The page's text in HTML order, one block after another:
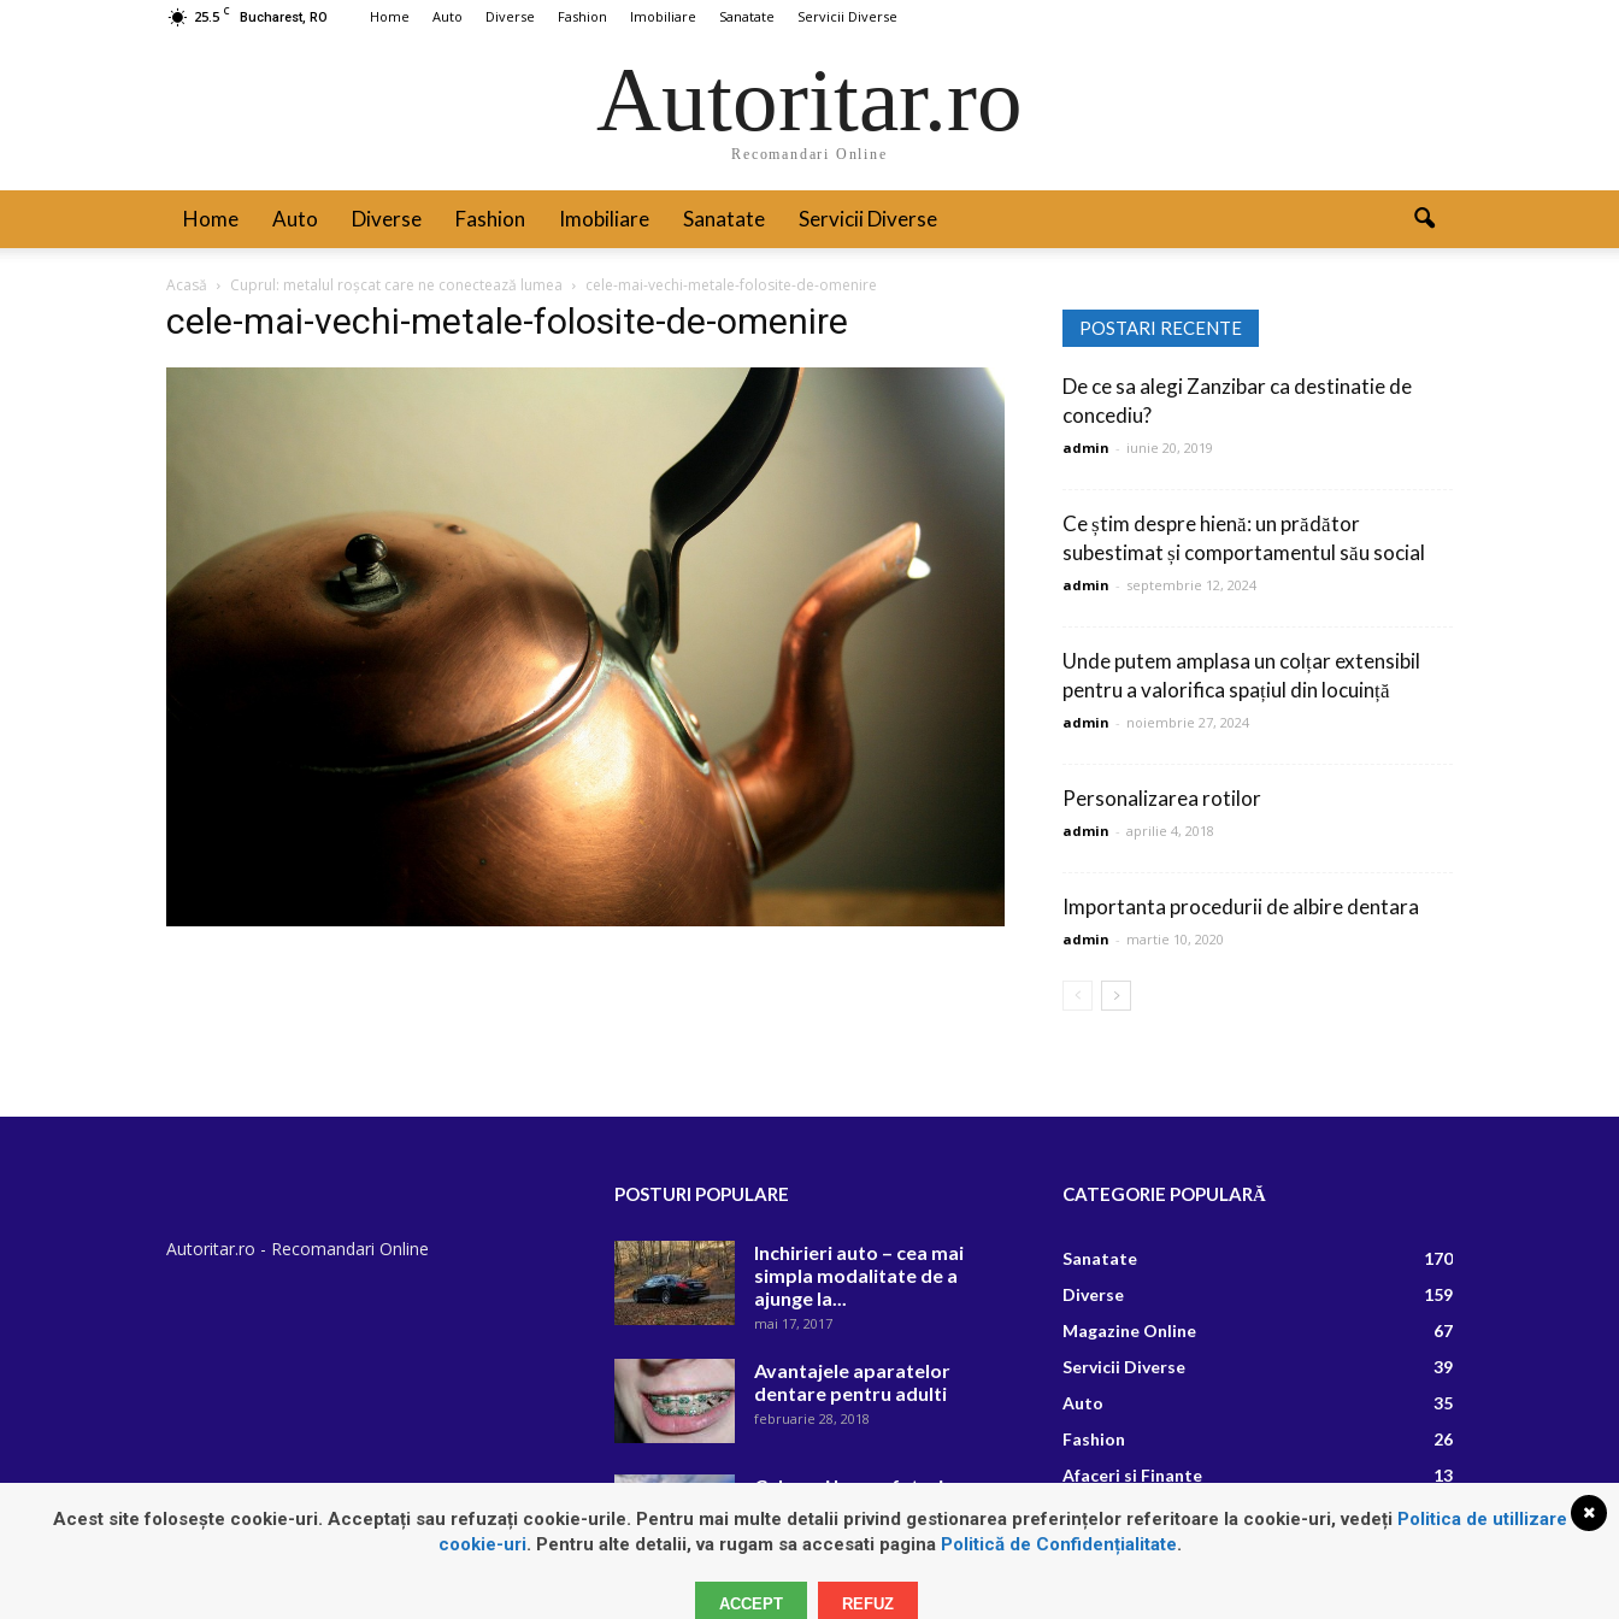
25.5 C Bucharest, RO Home Auto Diverse Fashion Imobiliare Sanatate Servicii Diverse
Autoritar.ro
Recomandari Online
Home Auto Diverse Fashion Imobiliare Sanatate Servicii Diverse
Acasă Cuprul: metalul roșcat care ne conectează lumea cele-mai-vechi-metale-folosite-de-omenire
cele-mai-vechi-metale-folosite-de-omenire POSTARI RECENTE
De ce sa alegi Zanzibar ca destinatie de
concediu?
admin - iunie 20, 2019
Ce știm despre hienă: un prădător
subestimat și comportamentul său social
admin - septembrie 12, 2024
Unde putem amplasa un colțar extensibil
pentru a valorifica spațiul din locuință
admin - noiembrie 27, 2024
Personalizarea rotilor
admin - aprilie 4, 2018
Importanta procedurii de albire dentara
admin - martie 10, 2020
Autoritar.ro - Recomandari Online
POSTURI POPULARE
Inchirieri auto – cea mai
simpla modalitate de a
ajunge la...
mai 17, 2017
Avantajele aparatelor
dentare pentru adulti
februarie 28, 2018
Cele mai bune sfaturi
pentru intretinerea masinii
octombrie 9, 2018
CATEGORIE POPULARĂ
Sanatate
170
Diverse
159
Magazine Online
67
Servicii Diverse
39
Auto
35
Fashion
26
Afaceri si Finante
13
Retete Culinare
8
Acest site folosește cookie-uri. Acceptați sau refuzați cookie-urile. Pentru mai multe detalii privind gestionarea preferințelor referitoare la cookie-uri, vedeți Politica de utillizare
cookie-uri. Pentru alte detalii, va rugam sa accesati pagina Politică de Confidențialitate.
ACCEPT REFUZ